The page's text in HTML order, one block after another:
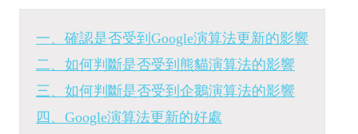
一、確認是否受到Google演算法更新的影響
二、如何判斷是否受到熊貓演算法的影響
三、如何判斷是否受到企鵝演算法的影響
四、Google演算法更新的好處